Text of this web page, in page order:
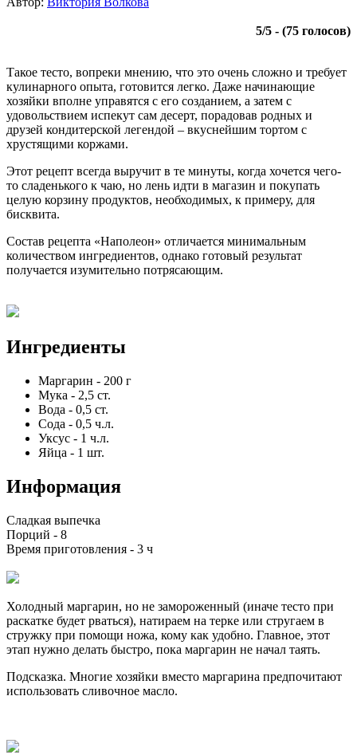
5/5 - (75 голосов)
Такое тесто, вопреки мнению, что это очень сложно и требует
кулинарного опыта, готовится легко. Даже начинающие
хозяйки вполне управятся с его созданием, а затем с
удовольствием испекут сам десерт, порадовав родных и
друзей кондитерской легендой – вкуснейшим тортом с
хрустящими коржами.
Этот рецепт всегда выручит в те минуты, когда хочется чего-
то сладенького к чаю, но лень идти в магазин и покупать
целую корзину продуктов, необходимых, к примеру, для
бисквита.
Состав рецепта «Наполеон» отличается минимальным
количеством ингредиентов, однако готовый результат
получается изумительно потрясающим.
Ингредиенты
Маргарин - 200 г
Мука - 2,5 ст.
Вода - 0,5 ст.
Сода - 0,5 ч.л.
Уксус - 1 ч.л.
Яйца - 1 шт.
Информация
Сладкая выпечка
Порций - 8
Время приготовления - 3 ч
Холодный маргарин, но не замороженный (иначе тесто при
раскатке будет рваться), натираем на терке или стругаем в
стружку при помощи ножа, кому как удобно. Главное, этот
этап нужно делать быстро, пока маргарин не начал таять.
Подсказка. Многие хозяйки вместо маргарина предпочитают
использовать сливочное масло.